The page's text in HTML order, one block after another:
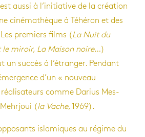
aussi à l’ini­tia­tive de la créa­tion
ciné­ma­thèque à Téhé­ran et des
pre­miers films (La Nuit du
le miroir, La Mai­son noire…)
un suc­cès à l’étran­ger. Pen­dant
d’un « nou­veau
réa­li­sa­teurs comme Darius Mes­
(la Vache, 1969).
oppo­sants isla­miques au régime du